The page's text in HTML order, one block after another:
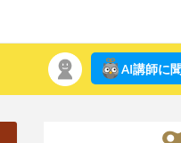
AI講師に